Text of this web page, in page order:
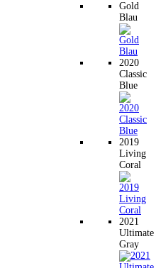
Gold
Blau
2020
Classic
Blue
2019
Living
Coral
2021
Ultimate
Gray